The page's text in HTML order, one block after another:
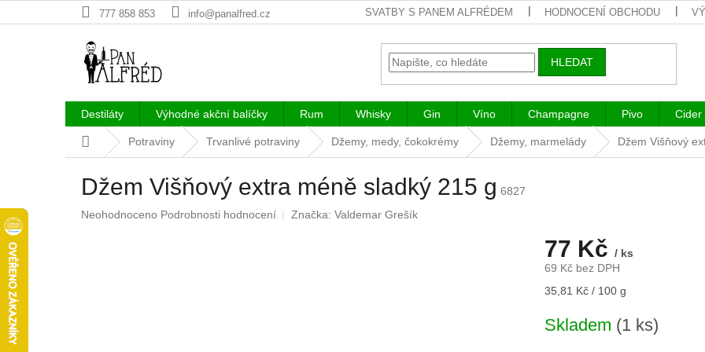
na
777 858 853 info@panalfred.cz SVATBY S PANEM ALFRÉDEM HODNOCENÍ OBCHODU
HLEDAT
Destiláty Výhodné akční balíčky Rum Whisky Gin Víno Champagne Pivo Cider
Domů Potraviny Trvanlivé potraviny Džemy, medy, čokokrémy Džemy, marmelády Džem Višňový
Džem Višňový extra méně sladký 215 g 6827
Průměrné
Neohodnoceno Podrobnosti hodnocení Značka: Valdemar Grešík
77 Kč / ks
69 Kč bez DPH
Měrná
35,81 Kč / 100 g
Skladem (1 ks)